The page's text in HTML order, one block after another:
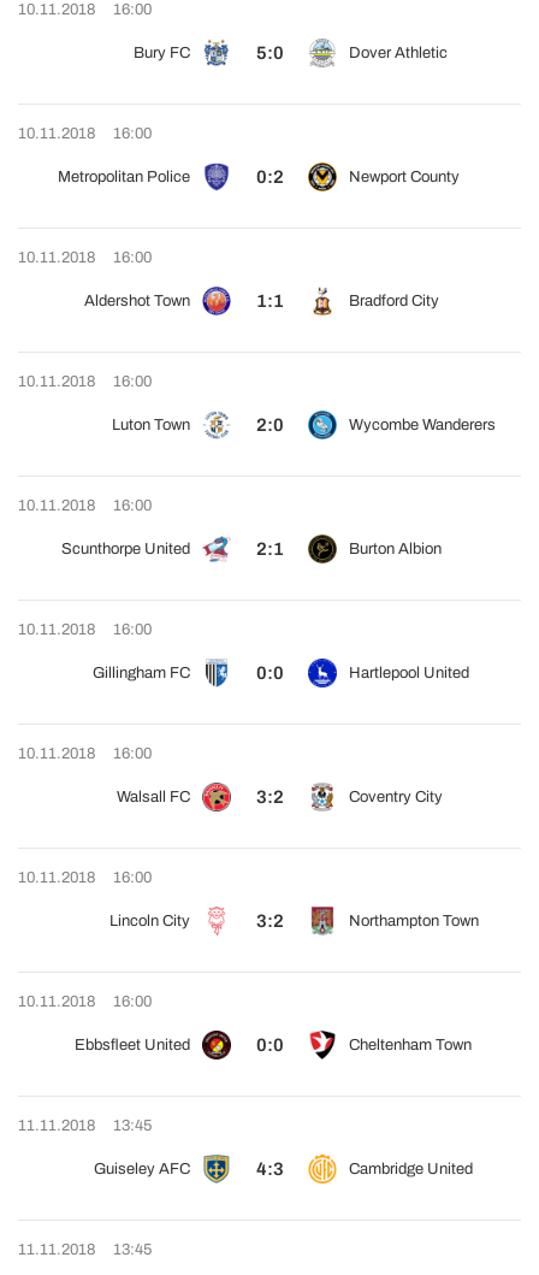
10.11.2018 16:00
Bury FC 5:0 Dover Athletic
10.11.2018 16:00
Metropolitan Police 0:2 Newport County
10.11.2018 16:00
Aldershot Town 1:1 Bradford City
10.11.2018 16:00
Luton Town 2:0 Wycombe Wanderers
10.11.2018 16:00
Scunthorpe United 2:1 Burton Albion
10.11.2018 16:00
Gillingham FC 0:0 Hartlepool United
10.11.2018 16:00
Walsall FC 3:2 Coventry City
10.11.2018 16:00
Lincoln City 3:2 Northampton Town
10.11.2018 16:00
Ebbsfleet United 0:0 Cheltenham Town
11.11.2018 13:45
Guiseley AFC 4:3 Cambridge United
11.11.2018 13:45